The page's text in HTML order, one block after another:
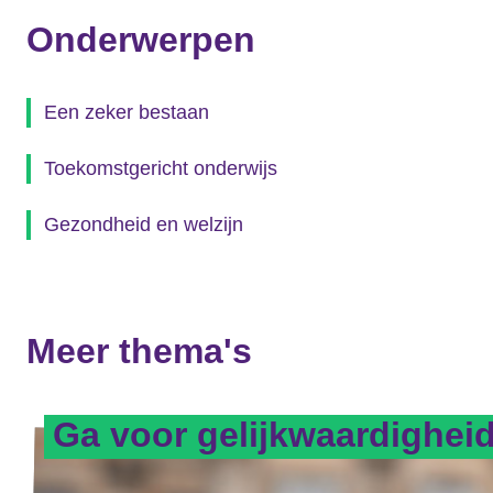
Onderwerpen
Een zeker bestaan
Toekomstgericht onderwijs
Gezondheid en welzijn
Meer thema's
Ga voor